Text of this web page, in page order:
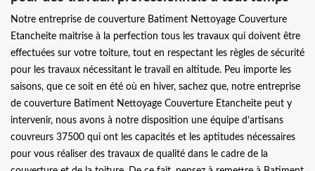
Notre entreprise de couverture Batiment Nettoyage Couverture
Etancheite maitrise à la perfection tous les travaux qui doivent être
effectuées sur votre toiture, tout en respectant les règles de sécurité
pour les travaux nécessitant le travail en altitude. Peu importe les
saisons, que ce soit en été où en hiver, sachez que, notre entreprise
de couverture Batiment Nettoyage Couverture Etancheite peut y
intervenir, nous avons à notre disposition une équipe d’artisans
couvreurs 37500 qui ont les capacités et les aptitudes nécessaires
pour vous réaliser des travaux de qualité dans le cadre de la